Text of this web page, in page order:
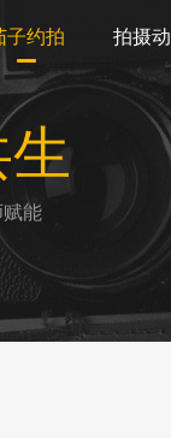
子约拍 拍摄
能